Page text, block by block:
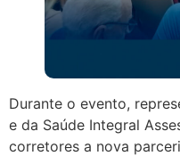
Durante o evento,
e da Saúde Integral
corretores a nova